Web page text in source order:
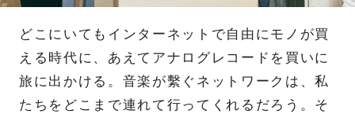
どこにいてもインターネットで自由にモノが買
える時代に、あえてアナログレコードを買いに
旅に出かける。音楽が繫ぐネットワークは、私
たちをどこまで連れて行ってくれるだろう。そ